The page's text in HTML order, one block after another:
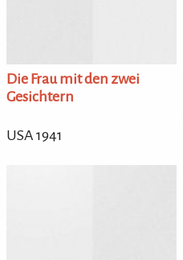
Die Frau mit den zwei
Gesichtern
USA 1941